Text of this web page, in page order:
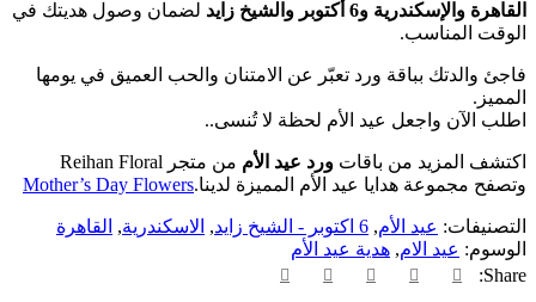
القاهرة والإسكندرية و6 أكتوبر والشيخ زايد
لضمان وصول هديتك في
الوقت المناسب.
فاجئ والدتك بباقة ورد تعبّر عن الامتنان والحب العميق في يومها
المميز.
اطلب الآن واجعل عيد الأم لحظة لا تُنسى..
اكتشف المزيد من باقات ورد عيد الأم
من متجر Reihan Floral
وتصفح مجموعة هدايا عيد الأم المميزة لدينا.Mother’s Day Flowers
التصنيفات: عيد الأم, 6 اكتوبر - الشيخ زايد , الاسكندرية, القاهرة
الوسوم: عيد الام, هدية عيد الأم
Share: